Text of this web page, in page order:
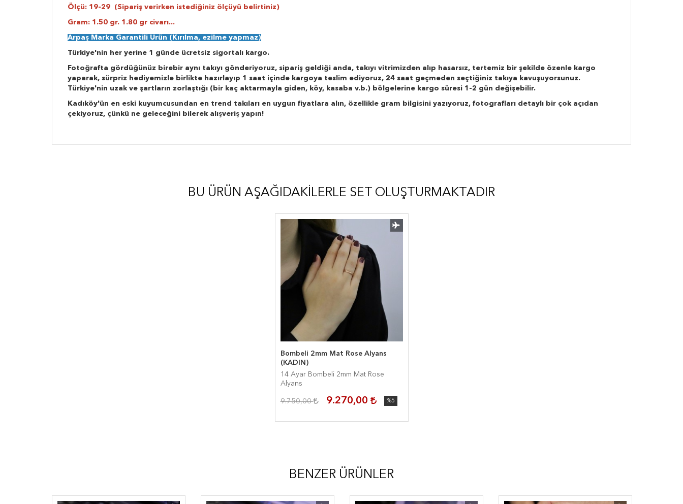
Ölçü: 19-29 (Sipariş verirken istediğiniz ölçüyü belirtiniz)
Gram: 1.50 gr. 1.80 gr civarı...
Arpaş Marka Garantili Ürün (Kırılma, ezilme yapmaz)
Türkiye'nin her yerine 1 günde ücretsiz sigortalı kargo.
Fotoğrafta gördüğünüz birebir aynı takıyı gönderiyoruz, sipariş geldiği anda, takıyı vitrimizden alıp hasarsız, tertemiz bir şekilde özenle kargo
yaparak, sürpriz hediyemizle birlikte hazırlayıp 1 saat içinde kargoya teslim ediyoruz, 24 saat geçmeden seçtiğiniz takıya kavuşuyorsunuz.
Türkiye'nin uzak ve şartların zorlaştığı (bir kaç aktarmayla giden, köy, kasaba v.b.) bölgelerine kargo süresi 1-2 gün değişebilir.
Kadıköy'ün en eski kuyumcusundan en trend takıları en uygun fiyatlara alın, özellikle gram bilgisini yazıyoruz, fotografları detaylı bir çok açıdan
çekiyoruz, çünkü ne geleceğini bilerek alışveriş yapın!
BU ÜRÜN AŞAĞIDAKILERLE SET OLUŞTURMAKTADIR
Bombeli 2mm Mat Rose Alyans
(KADIN)
14 Ayar Bombeli 2mm Mat Rose
Alyans
9.750,00 9.270,00 %5
BENZER ÜRÜNLER